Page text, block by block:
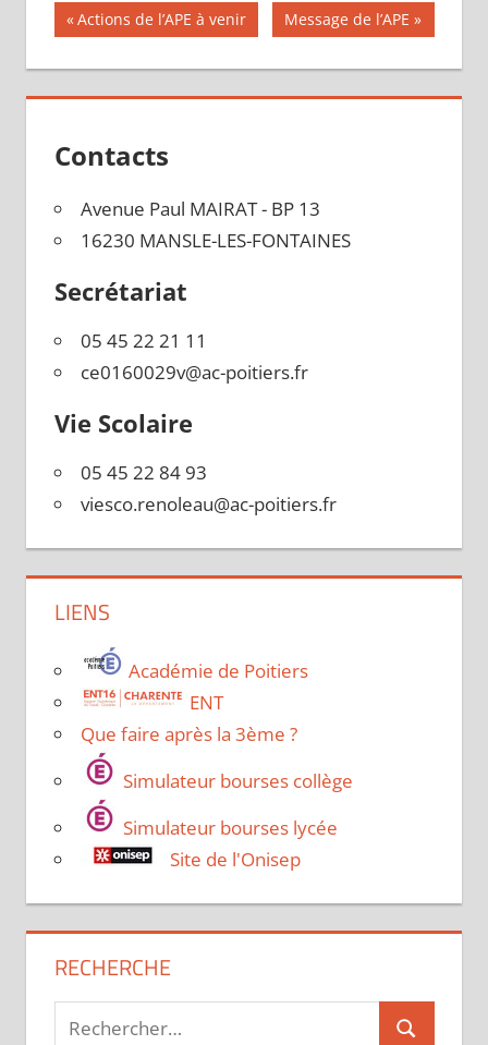
Navigation
de
l’article
Publication
Actions de l’APE à venir
Publication
Message de l’APE
Contacts
Avenue Paul MAIRAT - BP 13
16230 MANSLE-LES-FONTAINES
Secrétariat
05 45 22 21 11
ce0160029v@ac-poitiers.fr
Vie Scolaire
05 45 22 84 93
viesco.renoleau@ac-poitiers.fr
LIENS
Académie de Poitiers
ENT
Que faire après la 3ème ?
Simulateur bourses collège
Simulateur bourses lycée
Site de l'Onisep
RECHERCHE
Recherche